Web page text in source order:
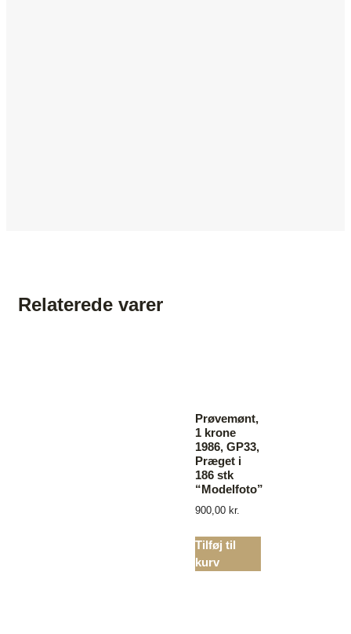
Relaterede varer
Prøvemønt,
1 krone
1986, GP33,
Præget i
186 stk
“Modelfoto”
900,00 kr.
Tilføj til
kurv